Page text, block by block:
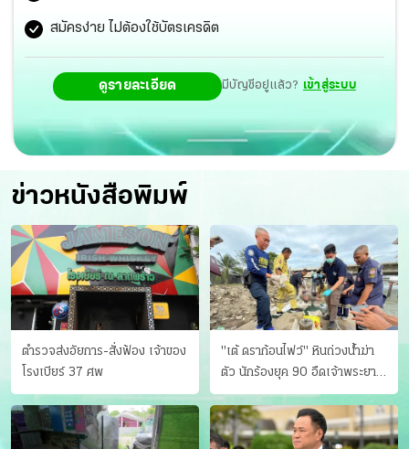
สมัครง่าย ไม่ต้องใช้บัตรเครดิต
ดูรายละเอียด มีบัญชีอยู่แล้ว? เข้าสู่ระบบ
ข่าวหนังสือพิมพ์
ตำรวจส่งอัยการ-สั่งฟ้อง เจ้าของ
โรงเบียร์ 37 ศพ
"เต้ ดราก้อนไฟว์" หินถ่วงน้ำฆ่า
ตัว นักร้องยุค 90 อืดเจ้าพระยา
แฟนหาตัววุ่น เครียดธุรกิจ!